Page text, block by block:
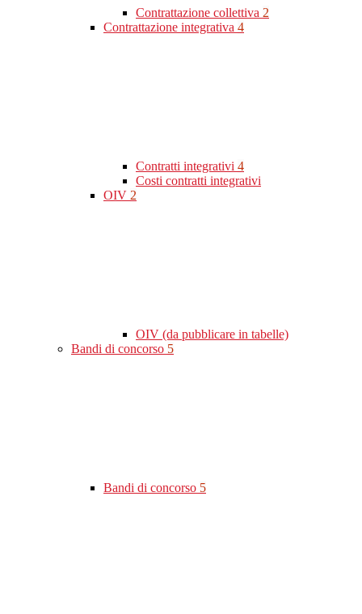
Contrattazione collettiva 2
Contrattazione integrativa 4
Contratti integrativi 4
Costi contratti integrativi
OIV 2
OIV (da pubblicare in tabelle)
Bandi di concorso 5
Bandi di concorso 5